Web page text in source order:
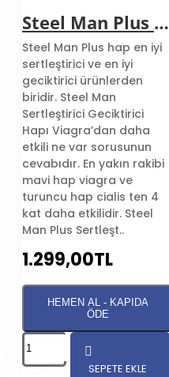
Steel Man Plus Sertleştirici Geciktirici Hap
Steel Man Plus hap en iyi
sertleştirici ve en iyi
geciktirici ürünlerden
biridir. Steel Man
Sertleştirici Geciktirici
Hapı Viagra’dan daha
etkili ne var sorusunun
cevabıdır. En yakın rakibi
mavi hap viagra ve
turuncu hap cialis ten 4
kat daha etkilidir. Steel
Man Plus Sertleşt..
1.299,00TL
HEMEN AL - KAPIDA
ÖDE
SEPETE EKLE